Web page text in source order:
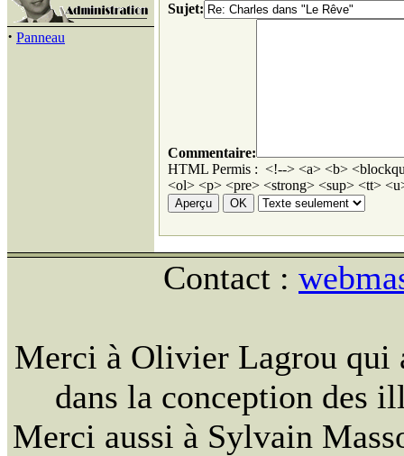
· Panneau
Sujet:
Commentaire:
HTML Permis : <!--> <a> <b>
<ol> <p> <pre> <strong> <sup> <tt>
Contact :
Merci à Olivier Lagrou qui
dans la conception des
Merci aussi à Sylvain